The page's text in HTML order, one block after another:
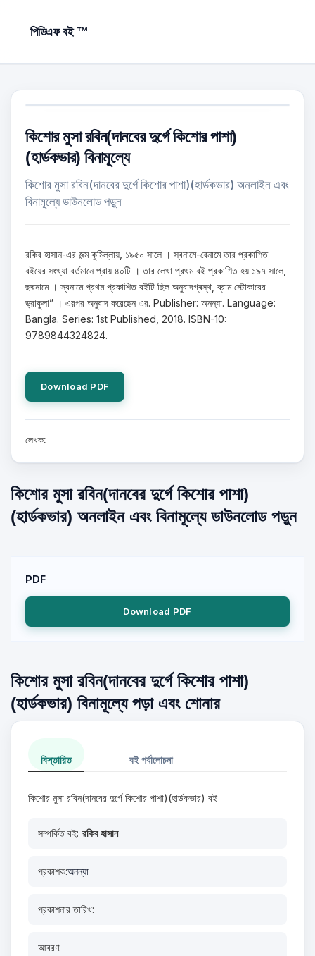
পিডিএফ বই ™
কিশোর মুসা রবিন(দানবের দুর্গে কিশোর পাশা)
(হার্ডকভার) বিনামূল্যে
কিশোর মুসা রবিন(দানবের দুর্গে কিশোর পাশা)(হার্ডকভার) অনলাইন এবং
বিনামূল্যে ডাউনলোড পড়ুন
রকিব হাসান-এর জন্ম কুমিল্লায়, ১৯৫০ সালে । স্বনামে-বেনামে তার প্রকাশিত
বইয়ের সংখ্যা বর্তমানে প্রায় ৪০টি । তার লেখা প্রথম বই প্রকাশিত হয় ১৯৭ সালে,
ছদ্মনামে । স্বনামে প্রথম প্রকাশিত বইটি ছিল অনুবাদগ্ৰস্থ, ব্রাম স্টোকারের
ড্রাকুলা” । এরপর অনুবাদ করেছেন এর. Publisher: অনন্যা. Language:
Bangla. Series: 1st Published, 2018. ISBN-10:
9789844324824.
Download PDF
লেখক:
কিশোর মুসা রবিন(দানবের দুর্গে কিশোর পাশা)
(হার্ডকভার) অনলাইন এবং বিনামূল্যে ডাউনলোড পড়ুন
PDF
Download PDF
কিশোর মুসা রবিন(দানবের দুর্গে কিশোর পাশা)
(হার্ডকভার) বিনামূল্যে পড়া এবং শোনার
বিস্তারিত বই পর্যালোচনা
কিশোর মুসা রবিন(দানবের দুর্গে কিশোর পাশা)(হার্ডকভার) বই
সম্পর্কিত বই: রকিব হাসান
প্রকাশক:অনন্যা
প্রকাশনার তারিখ:
আবরণ: